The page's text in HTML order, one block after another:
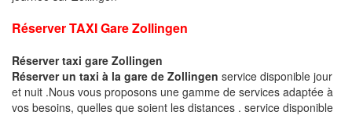
Réserver TAXI Gare Zollingen
Réserver taxi gare Zollingen
Réserver un taxi à la gare de Zollingen service disponible jour
et nuit .Nous vous proposons une gamme de services adaptée à
vos besoins, quelles que soient les distances . service disponible